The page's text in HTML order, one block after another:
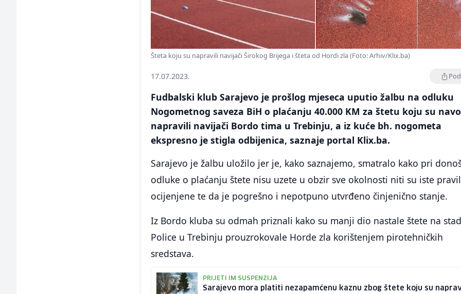
Šteta koju su napravili navijači Širokog Brijega i šteta od Hordi zla (Foto: Arhiv/Klix.ba)
17.07.2023.
Fudbalski klub Sarajevo je prošlog mjeseca uputio žalbu na odluku
Nogometnog saveza BiH o plaćanju 40.000 KM za štetu koju su
napravili navijači Bordo tima u Trebinju, a iz kuće bh. nogometa
ekspresno je stigla odbijenica, saznaje portal Klix.ba.
Sarajevo je žalbu uložilo jer je, kako saznajemo, smatralo kako pri
odluke o plaćanju štete nisu uzete u obzir sve okolnosti niti su iste
ocijenjene te da je pogrešno i nepotpuno utvrđeno činjenično stanje.
Iz Bordo kluba su odmah priznali kako su manji dio nastale štete na
Police u Trebinju prouzrokovale Horde zla korištenjem pirotehničkih
sredstava.
PRIJETI IM SUSPENZIJA
Sarajevo mora platiti nezapamćenu kaznu zbog štete koju su